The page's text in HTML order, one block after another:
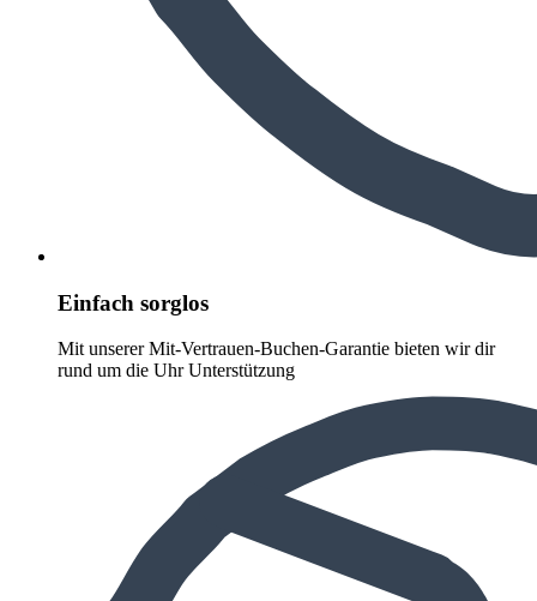
Einfach sorglos
Mit unserer Mit-Vertrauen-Buchen-Garantie bieten wir dir
rund um die Uhr Unterstützung